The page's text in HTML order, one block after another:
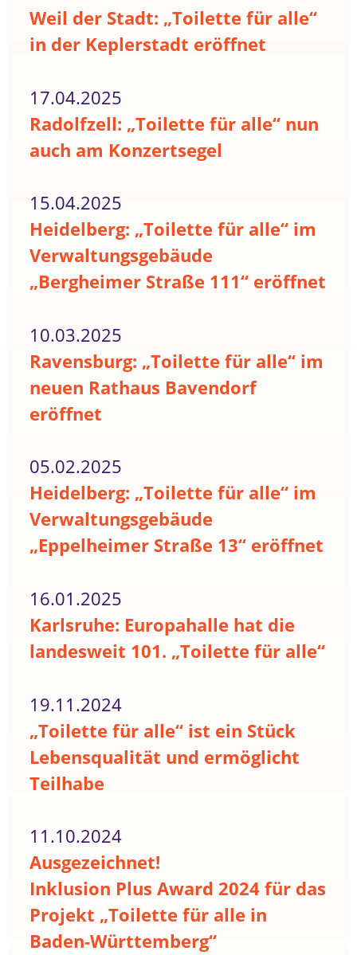
Weil der Stadt: „Toilette für alle“
in der Keplerstadt eröffnet
17.04.2025
Radolfzell: „Toilette für alle“ nun
auch am Konzertsegel
15.04.2025
Heidelberg: „Toilette für alle“ im
Verwaltungsgebäude
„Bergheimer Straße 111“ eröffnet
10.03.2025
Ravensburg: „Toilette für alle“ im
neuen Rathaus Bavendorf
eröffnet
05.02.2025
Heidelberg: „Toilette für alle“ im
Verwaltungsgebäude
„Eppelheimer Straße 13“ eröffnet
16.01.2025
Karlsruhe: Europahalle hat die
landesweit 101. „Toilette für alle“
19.11.2024
„Toilette für alle“ ist ein Stück
Lebensqualität und ermöglicht
Teilhabe
11.10.2024
Ausgezeichnet!
Inklusion Plus Award 2024 für das
Projekt „Toilette für alle in
Baden-Württemberg“